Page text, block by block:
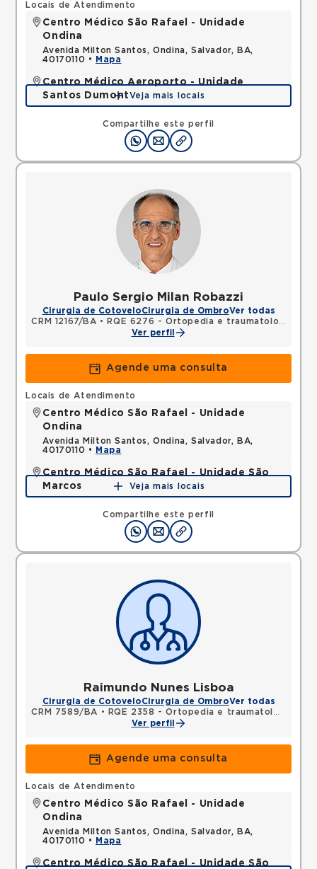
Compartilhe este perfil
Locais de Atendimento
Centro Médico São Rafael - Unidade
Ondina
Avenida Milton Santos, Ondina, Salvador, BA,
40170110 •
Mapa
Centro Médico Aeroporto - Unidade
Santos Dumont
Avenida Santos Dumont, Centro, Lauro de Freitas,
BA, 42702400 •
Mapa
Veja mais locais
Paulo Sergio Milan Robazzi
Cirurgia de CotoveloCirurgia de OmbroVer todas
CRM 12167/BA •
RQE 6276 - Ortopedia e traumatologia
Ver perfil
Agende uma consulta
Compartilhe este perfil
Locais de Atendimento
Centro Médico São Rafael - Unidade
Ondina
Avenida Milton Santos, Ondina, Salvador, BA,
40170110 •
Mapa
Centro Médico São Rafael - Unidade São
Marcos
Rua Sao Rafael, Sao Marcos, Salvador, BA,
Mapa
Veja mais locais
Raimundo Nunes Lisboa
Cirurgia de CotoveloCirurgia de OmbroVer todas
CRM 7589/BA •
RQE 2358 - Ortopedia e traumatologia
Ver perfil
Agende uma consulta
Locais de Atendimento
Centro Médico São Rafael - Unidade
Ondina
Avenida Milton Santos, Ondina, Salvador, BA,
40170110 •
Mapa
Centro Médico São Rafael - Unidade São